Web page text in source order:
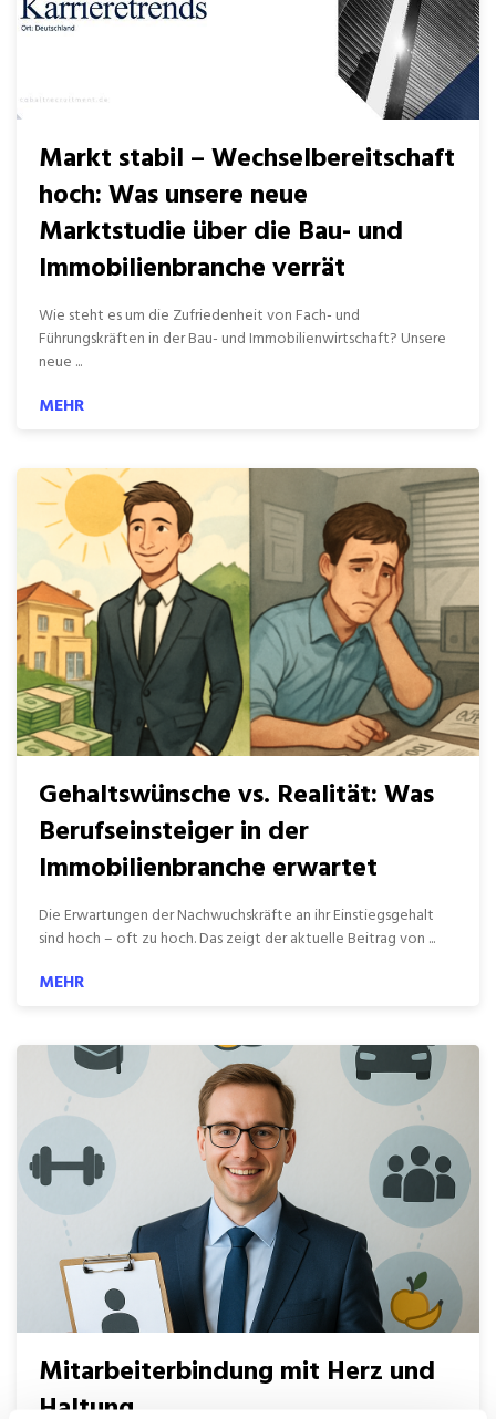
Markt stabil – Wechselbereitschaft
hoch: Was unsere neue
Marktstudie über die Bau- und
Immobilienbranche verrät
Wie steht es um die Zufriedenheit von Fach- und
Führungskräften in der Bau- und Immobilienwirtschaft? Unsere
neue ...
MEHR
Gehaltswünsche vs. Realität: Was
Berufseinsteiger in der
Immobilienbranche erwartet
Die Erwartungen der Nachwuchskräfte an ihr Einstiegsgehalt
sind hoch – oft zu hoch. Das zeigt der aktuelle Beitrag von ...
MEHR
Mitarbeiterbindung mit Herz und
Haltung